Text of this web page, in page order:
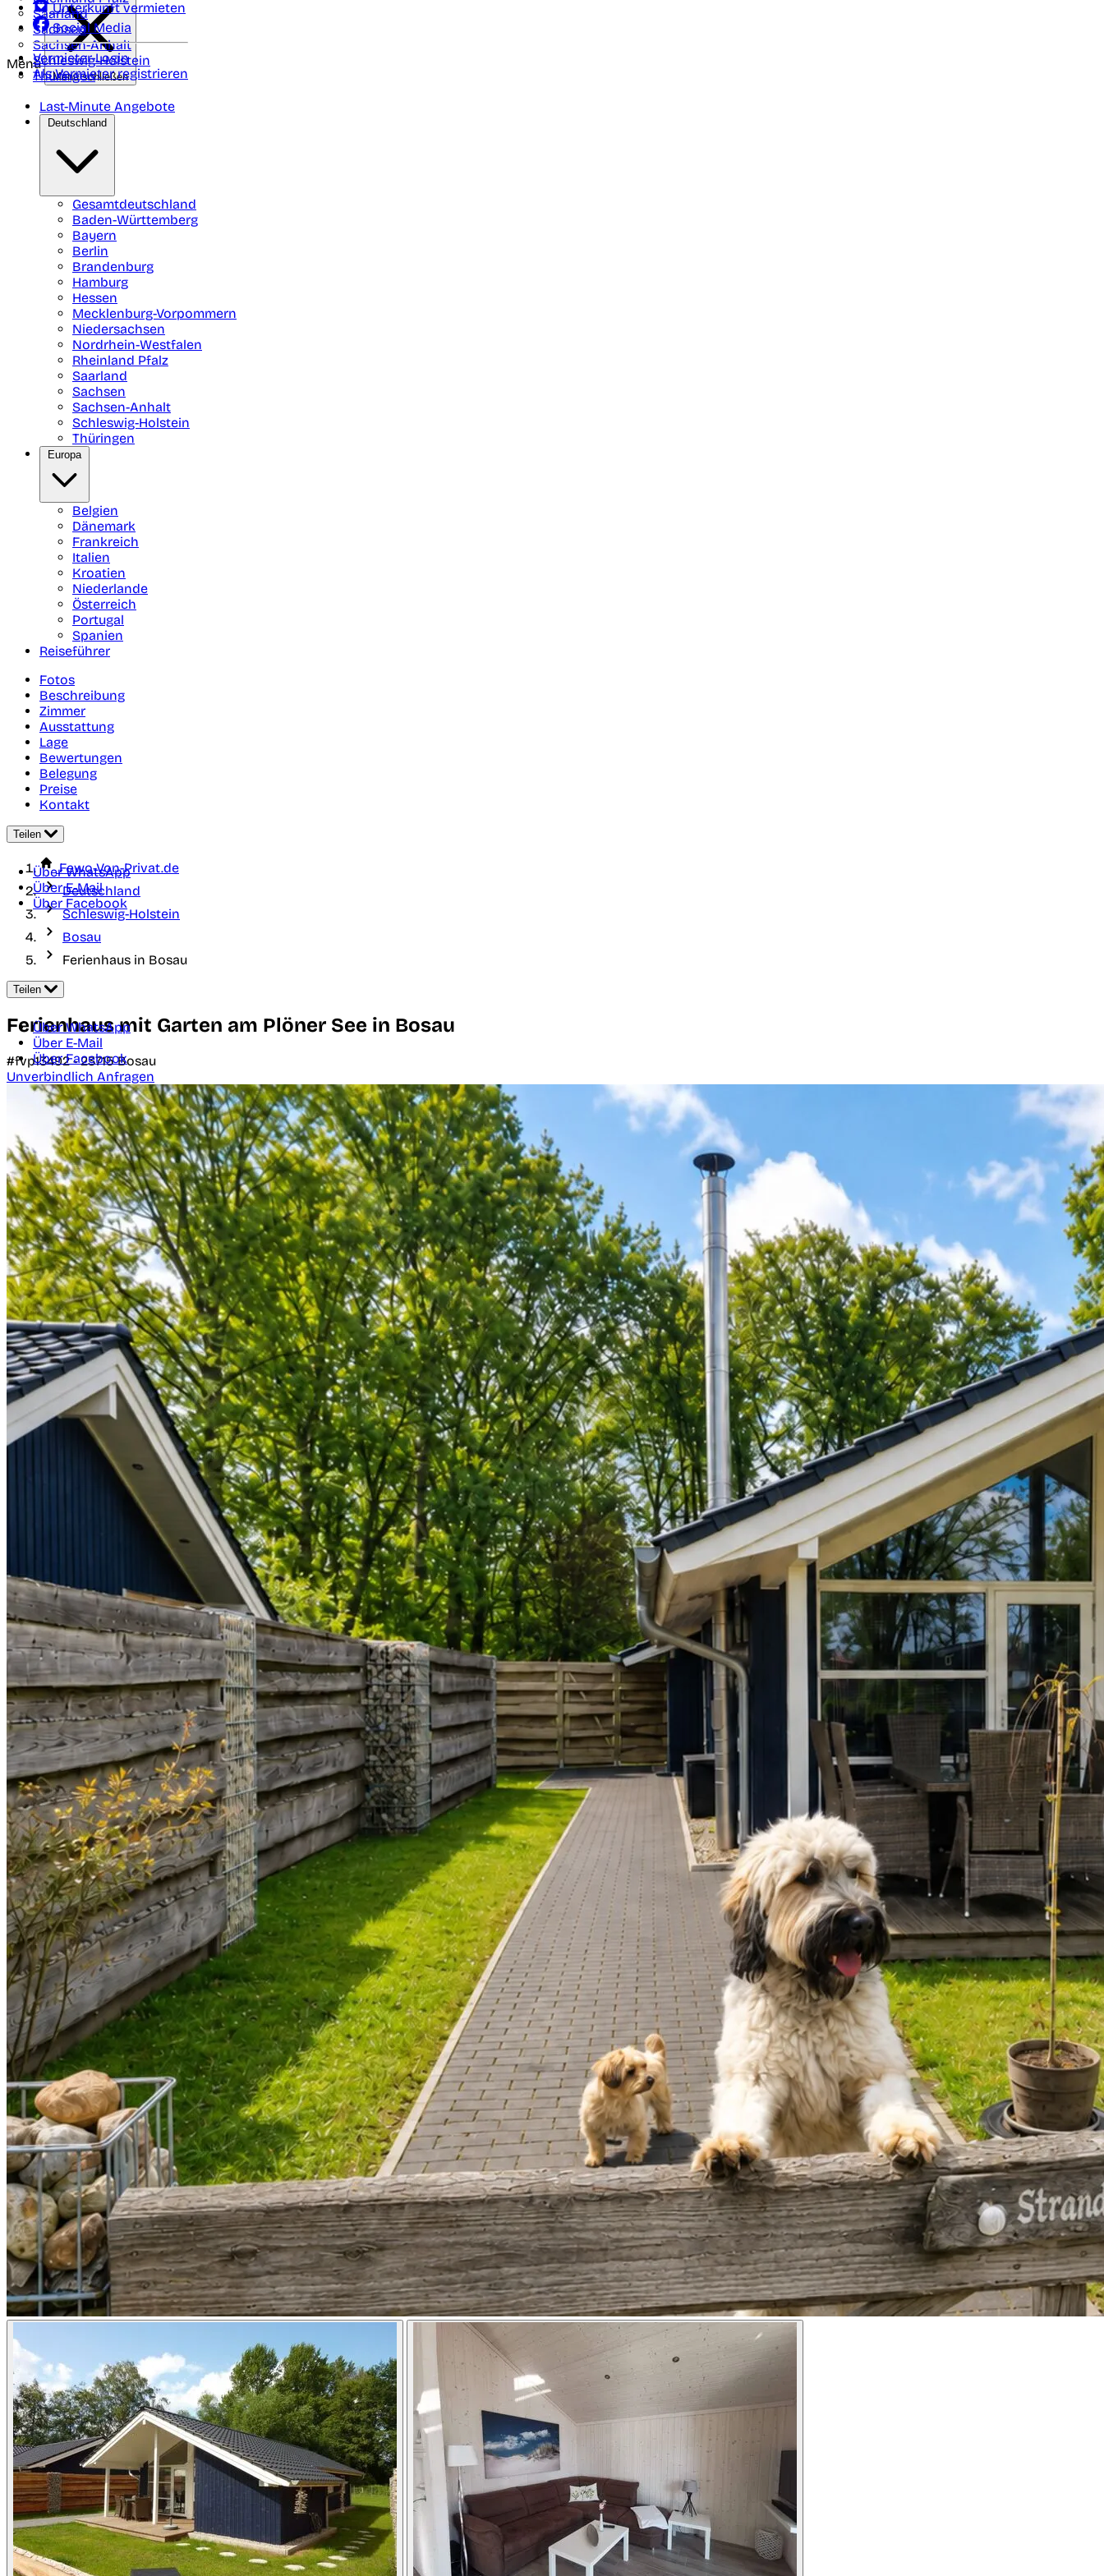
Saarland
Sachsen
Sachsen-Anhalt
Schleswig-Holstein
Thüringen
Unterkunft vermieten
Social Media
Vermieter-Login
Als Vermieter registrieren
Menü
Menü schließen
Last-Minute Angebote
Deutschland
Gesamtdeutschland
Baden-Württemberg
Bayern
Berlin
Brandenburg
Hamburg
Hessen
Mecklenburg-Vorpommern
Niedersachsen
Nordrhein-Westfalen
Rheinland Pfalz
Saarland
Sachsen
Sachsen-Anhalt
Schleswig-Holstein
Thüringen
Europa
Belgien
Dänemark
Frankreich
Italien
Kroatien
Niederlande
Österreich
Portugal
Spanien
Reiseführer
Fotos
Beschreibung
Zimmer
Ausstattung
Lage
Bewertungen
Belegung
Preise
Kontakt
Teilen
Über WhatsApp
Über E-Mail
Über Facebook
Fewo-Von-Privat.de
Deutschland
Schleswig-Holstein
Bosau
Ferienhaus in Bosau
Teilen
Über WhatsApp
Über E-Mail
Über Facebook
Ferienhaus mit Garten am Plöner See in Bosau
#fvp13492 -23715Bosau
Unverbindlich Anfragen